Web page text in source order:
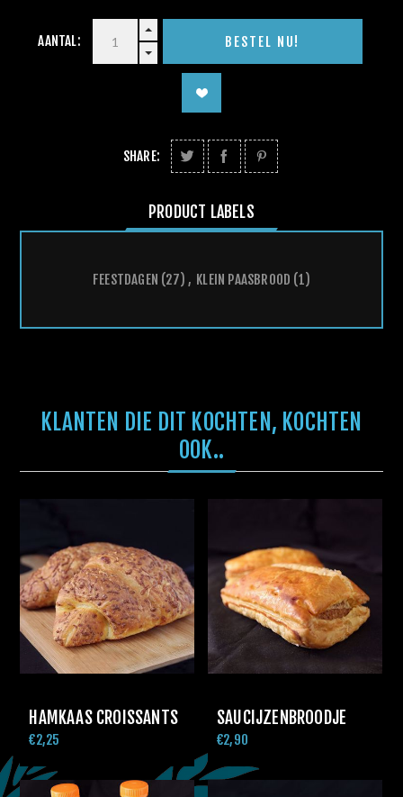
AANTAL:
SHARE:
PRODUCT LABELS
FEESTDAGEN (27) , KLEIN PAASBROOD (1)
KLANTEN DIE DIT KOCHTEN, KOCHTEN
OOK..
HAMKAAS CROISSANTS
€2,25
SAUCIJZENBROODJE
€2,90